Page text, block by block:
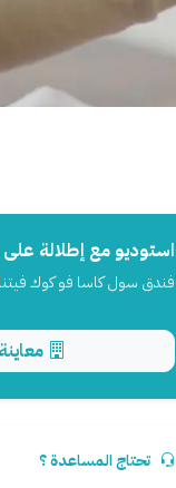
استوديو مع إطلالة على
فندق سول كاسا فو كوك
تحتاج المساعدة ؟